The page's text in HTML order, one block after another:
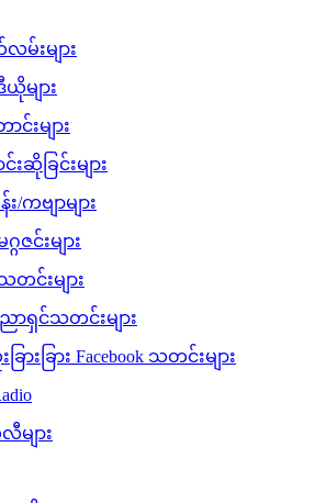
မ်းများ
များ
င်းများ
းဆိုခြင်းများ
ကဗျာများ
ဂဇင်းများ
င်းများ
ာရှင်သတင်းများ
ြားခြား Facebook သတင်းများ
များ